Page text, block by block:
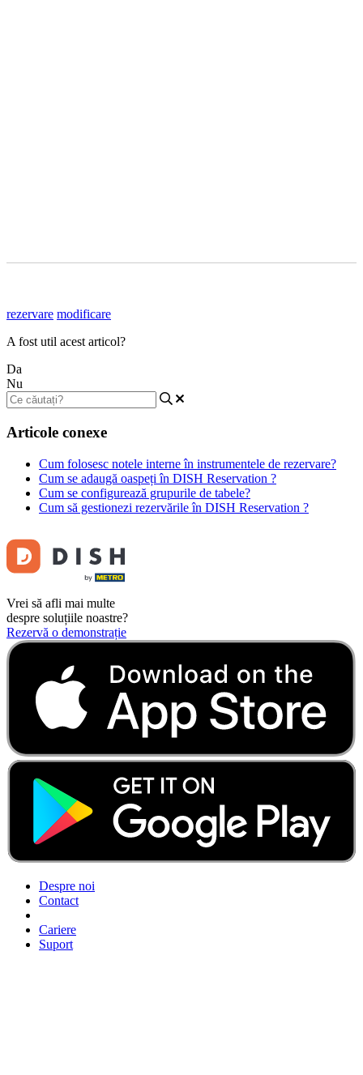
rezervare modificare
A fost util acest articol?
Da
Nu
Articole conexe
Cum folosesc notele interne în instrumentele de rezervare?
Cum se adaugă oaspeți în DISH Reservation ?
Cum se configurează grupurile de tabele?
Cum să gestionezi rezervările în DISH Reservation ?
Vrei să afli mai multe
despre soluțiile noastre?
Rezervă o demonstrație
Despre noi
Contact
Cariere
Suport